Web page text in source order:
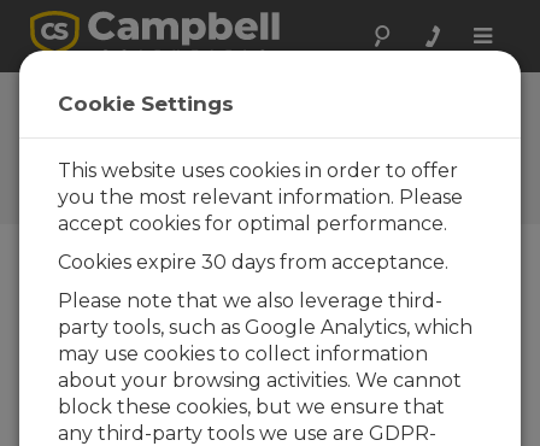
Toggle
Realizar una
consulta
Formularios de consultas
Campbell Scientific
Envíenos el siguiente formulario y contactaremos
con usted.* = campo obligatorio.
Seleccione el tipo de consulta:
Ventas
Soporte
Cookie Settings
This website uses cookies in order to offer
you the most relevant information. Please
accept cookies for optimal performance.
Cookies expire 30 days from acceptance.
Please note that we also leverage third-
party tools, such as Google Analytics, which
may use cookies to collect information
about your browsing activities. We cannot
block these cookies, but we ensure that
any third-party tools we use are GDPR-